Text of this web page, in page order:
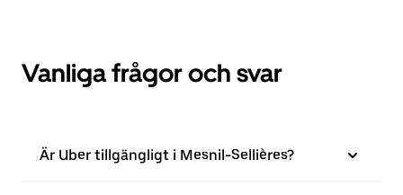
Vanliga frågor och svar
Är Uber tillgängligt i Mesnil-Sellières?